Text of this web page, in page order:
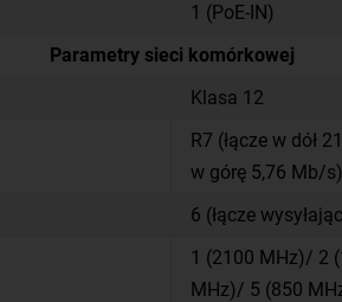
1 (PoE-IN)
Parametry sieci komórkowej
Klasa 12
R7 (łącze w dół
w górę 5,76 Mb/s)
6 (łącze
1 (2100 MHz)/ 2
MHz)/ 5 (850